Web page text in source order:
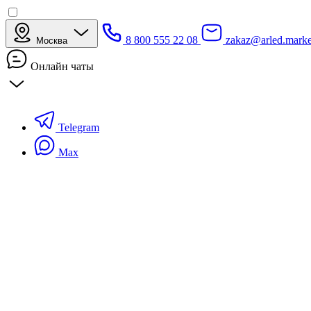
Москва 8 800 555 22 08
Онлайн чаты
Telegram
Max